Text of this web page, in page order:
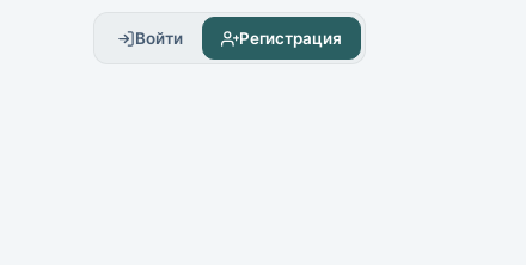
Войти Регистрация